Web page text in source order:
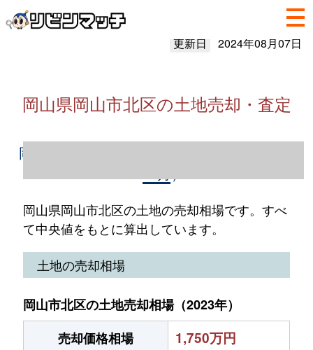
更新日 2024年08月07日
岡山県岡山市北区の土地売却・査定
岡山県岡山市北区の土地売却情報（2023年1
岡山県岡山市北区の土地の売却相場です。すべ
て中央値をもとに算出しています。
土地の売却相場
岡山市北区の土地売却相場（2023年）
売却価格相場
1,750万円